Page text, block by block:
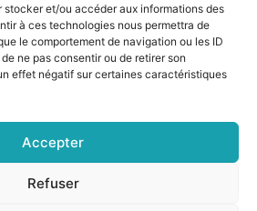
stocker et/ou accéder aux informations des
à ces technologies nous permettra de
le comportement de navigation ou les ID
ne pas consentir ou de retirer son
effet négatif sur certaines caractéristiques
Accepter
Refuser